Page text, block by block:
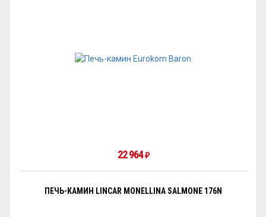
22 964₽
ПЕЧЬ-КАМИН LINCAR MONELLINA SALMONE 176N